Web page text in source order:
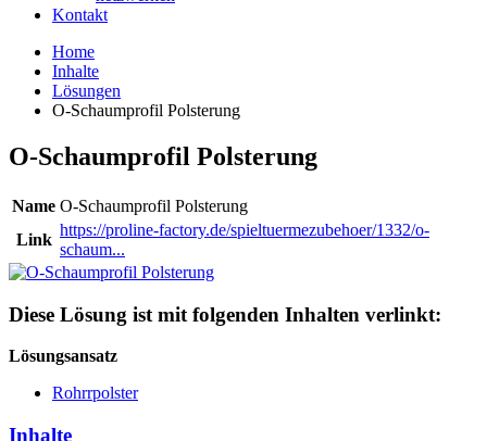
Kontakt
Home
Inhalte
Lösungen
O-Schaumprofil Polsterung
O-Schaumprofil Polsterung
Name O-Schaumprofil Polsterung
Link
https://proline-factory.de/spieltuermezubehoer/1332/o-
schaum...
Diese Lösung ist mit folgenden Inhalten verlinkt:
Lösungsansatz
Rohrrpolster
Inhalte